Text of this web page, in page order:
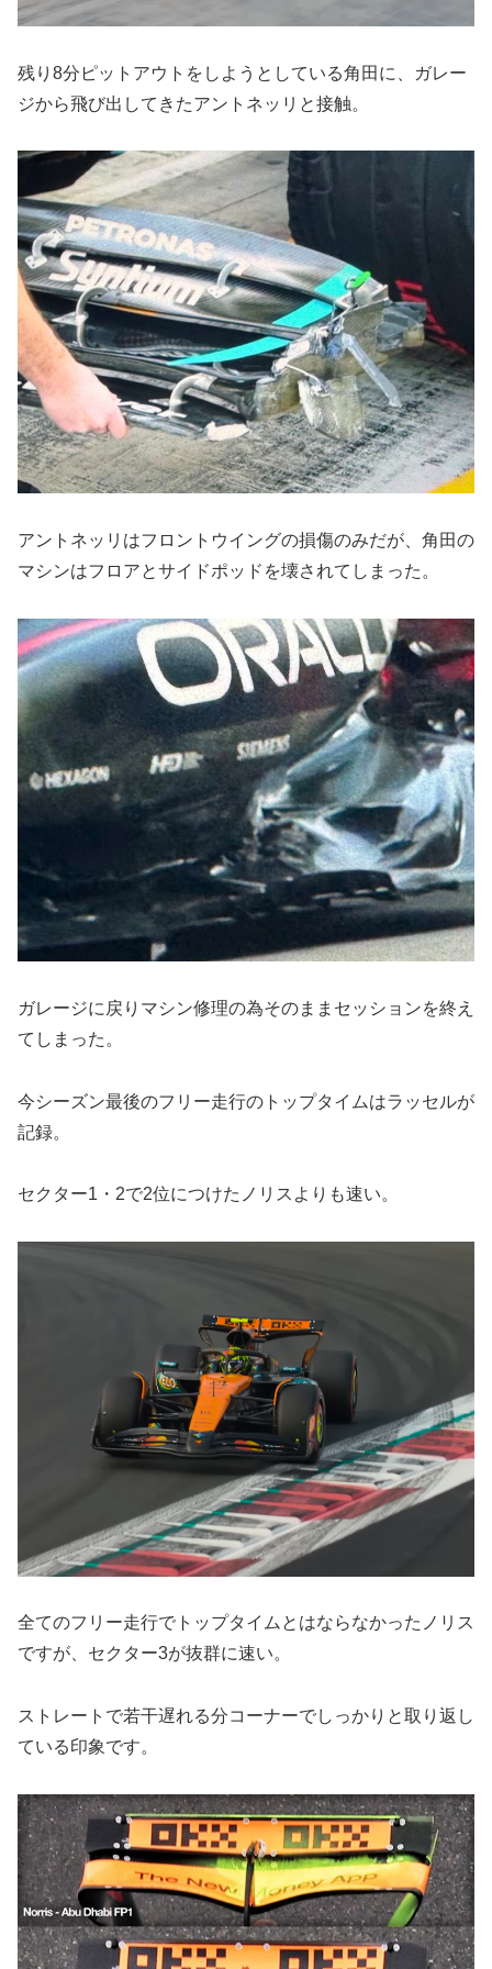
残り8分ピットアウトをしようとしている角田に、ガレー
ジから飛び出してきたアントネッリと接触。
アントネッリはフロントウイングの損傷のみだが、角田の
マシンはフロアとサイドポッドを壊されてしまった。
ガレージに戻りマシン修理の為そのままセッションを終え
てしまった。
今シーズン最後のフリー走行のトップタイムはラッセルが
記録。
セクター1・2で2位につけたノリスよりも速い。
全てのフリー走行でトップタイムとはならなかったノリス
ですが、セクター3が抜群に速い。
ストレートで若干遅れる分コーナーでしっかりと取り返し
ている印象です。